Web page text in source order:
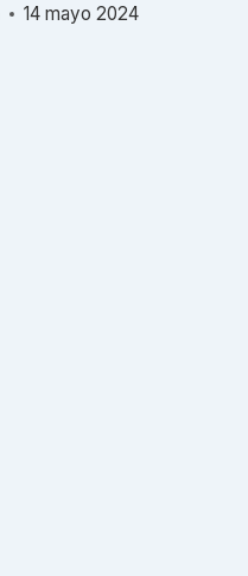
14 mayo 2024